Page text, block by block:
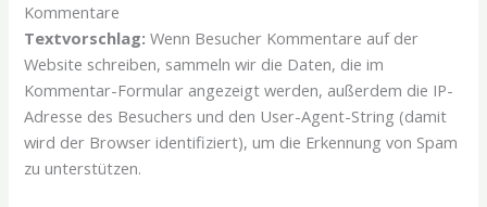
Kommentare
Textvorschlag:Wenn Besucher Kommentare auf der
Website schreiben, sammeln wir die Daten, die im
Kommentar-Formular angezeigt werden, außerdem die IP-
Adresse des Besuchers und den User-Agent-String (damit
wird der Browser identifiziert), um die Erkennung von Spam
zu unterstützen.